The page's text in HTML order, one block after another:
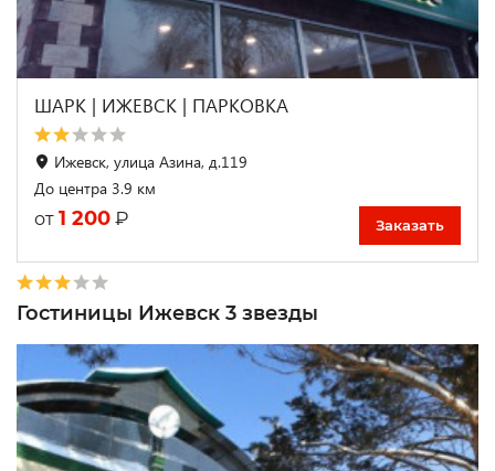
ШАРК | ИЖЕВСК | ПАРКОВКА
Ижевск, улица Азина, д.119
До центра 3.9 км
от 1 200 ₽ Заказать
Гостиницы Ижевск 3 звезды